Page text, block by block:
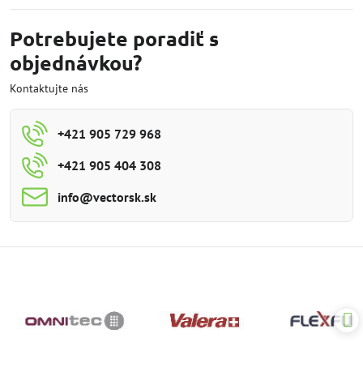
Potrebujete poradiť s
objednávkou?
Kontaktujte nás
+421 905 729 968
+421 905 404 308
info​@vectorsk​.sk